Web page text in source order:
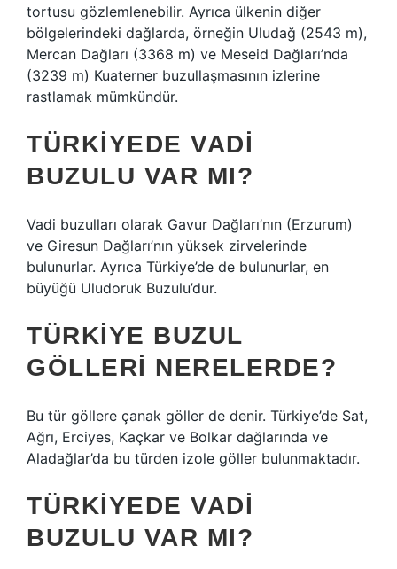
tortusu gözlemlenebilir. Ayrıca ülkenin diğer
bölgelerindeki dağlarda, örneğin Uludağ (2543 m),
Mercan Dağları (3368 m) ve Meseid Dağları’nda
(3239 m) Kuaterner buzullaşmasının izlerine
rastlamak mümkündür.
TÜRKIYEDE VADI
BUZULU VAR MI?
Vadi buzulları olarak Gavur Dağları’nın (Erzurum)
ve Giresun Dağları’nın yüksek zirvelerinde
bulunurlar. Ayrıca Türkiye’de de bulunurlar, en
büyüğü Uludoruk Buzulu’dur.
TÜRKIYE BUZUL
GÖLLERI NERELERDE?
Bu tür göllere çanak göller de denir. Türkiye’de Sat,
Ağrı, Erciyes, Kaçkar ve Bolkar dağlarında ve
Aladağlar’da bu türden izole göller bulunmaktadır.
TÜRKIYEDE VADI
BUZULU VAR MI?